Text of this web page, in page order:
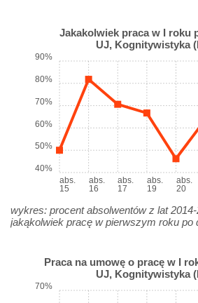
Jakakolwiek praca w I roku
UJ, Kognitywistyka
abs.
15
abs.
16
abs.
17
abs.
19
abs.
20
40%
50%
60%
70%
80%
90%
wykres: procent absolwentów z lat
jakąkolwiek pracę w pierwszym roku po
Praca na umowę o pracę w I
UJ, Kognitywistyka
70%